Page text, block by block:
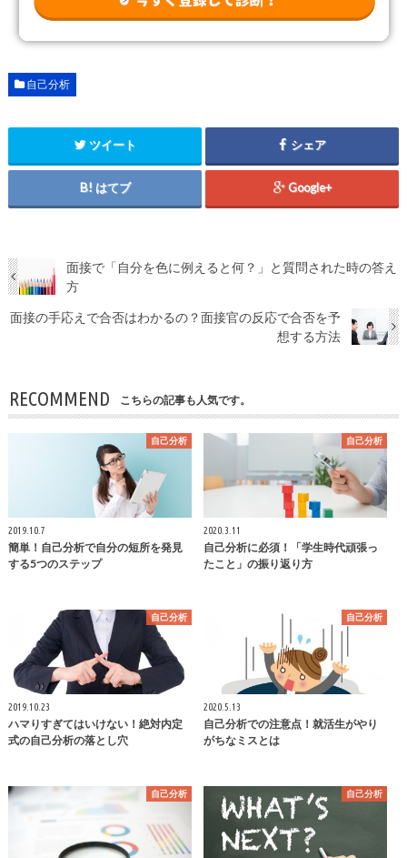
自己分析
ツイート シェア
はてブ Google+
面接で「自分を色に例えると何？」と質問された時の答え
方
面接の手応えで合否はわかるの？面接官の反応で合否を予
想する方法
RECOMMEND こちらの記事も人気です。
自己分析
2019.10.7
簡単！自己分析で自分の短所を発見
する5つのステップ
自己分析
2020.3.11
自己分析に必須！「学生時代頑張っ
たこと」の振り返り方
自己分析
2019.10.23
ハマりすぎてはいけない！絶対内定
式の自己分析の落とし穴
自己分析
2020.5.13
自己分析での注意点！就活生がやり
がちなミスとは
自己分析 自己分析